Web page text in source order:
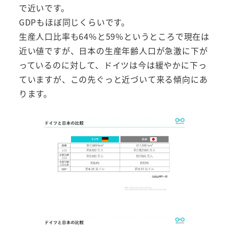
で近いです。
GDPもほぼ同じくらいです。
生産人口比率も64%と59%というところで現在は
近い値ですが、日本の生産年齢人口が急激に下が
っているのに対して、ドイツは今は緩やかに下っ
ていますが、この先ぐっと近づいて来る傾向にあ
ります。